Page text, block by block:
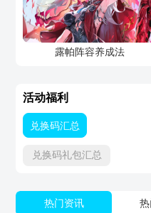
露帕阵容养成法
活动福利
兑换码汇总
兑换码礼包汇总
热门资讯